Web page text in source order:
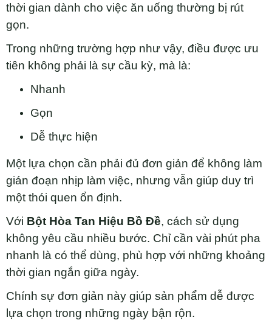
thời gian dành cho việc ăn uống thường bị rút
gọn.
Trong những trường hợp như vậy, điều được ưu
tiên không phải là sự cầu kỳ, mà là:
Nhanh
Gọn
Dễ thực hiện
Một lựa chọn cần phải đủ đơn giản để không làm
gián đoạn nhịp làm việc, nhưng vẫn giúp duy trì
một thói quen ổn định.
Với Bột Hòa Tan Hiệu Bồ Đề, cách sử dụng
không yêu cầu nhiều bước. Chỉ cần vài phút pha
nhanh là có thể dùng, phù hợp với những khoảng
thời gian ngắn giữa ngày.
Chính sự đơn giản này giúp sản phẩm dễ được
lựa chọn trong những ngày bận rộn.